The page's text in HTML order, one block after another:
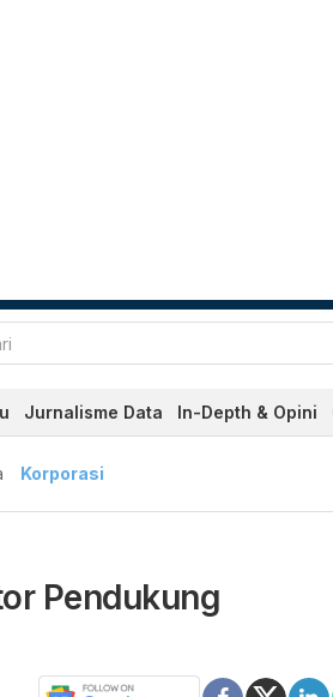
Jurnalisme Data In-Depth & Opini
Korporasi
Pendukung